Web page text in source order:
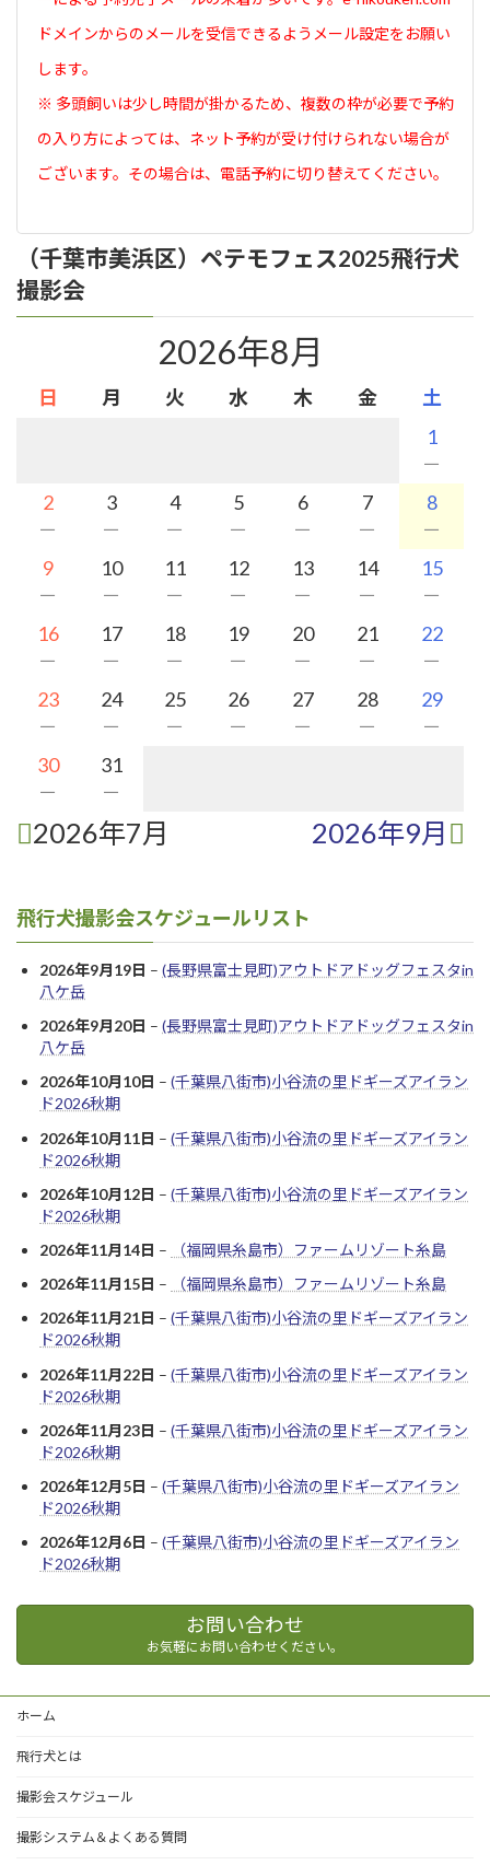
ドメインからのメールを受信できるようメール設定をお願い
します。
※ 多頭飼いは少し時間が掛かるため、複数の枠が必要で予約
の入り方によっては、ネット予約が受け付けられない場合が
ございます。その場合は、電話予約に切り替えてください。
（千葉市美浜区）ペテモフェス2025飛行犬
撮影会
2026年8月
日 月 火 水 木 金
土
1
－
2
－
3
－
4
－
5
－
6
－
7
－
8
－
9
－
10
－
11
－
12
－
13
－
14
－
15
－
16
－
17
－
18
－
19
－
20
－
21
－
22
－
23
－
24
－
25
－
26
－
27
－
28
－
29
－
30
－
31
－
2026年7月 2026年9月
飛行犬撮影会スケジュールリスト
2026年9月19日 – (長野県富士見町)アウトドアドッグフェスタin
八ケ岳
2026年9月20日 – (長野県富士見町)アウトドアドッグフェスタin
八ケ岳
2026年10月10日 – (千葉県八街市)小谷流の里ドギーズアイラン
ド2026秋期
2026年10月11日 – (千葉県八街市)小谷流の里ドギーズアイラン
ド2026秋期
2026年10月12日 – (千葉県八街市)小谷流の里ドギーズアイラン
ド2026秋期
2026年11月14日 –
（福岡県糸島市）ファームリゾート糸島
2026年11月15日 –
（福岡県糸島市）ファームリゾート糸島
2026年11月21日 – (千葉県八街市)小谷流の里ドギーズアイラン
ド2026秋期
2026年11月22日 – (千葉県八街市)小谷流の里ドギーズアイラン
ド2026秋期
2026年11月23日 – (千葉県八街市)小谷流の里ドギーズアイラン
ド2026秋期
2026年12月5日 – (千葉県八街市)小谷流の里ドギーズアイラン
ド2026秋期
2026年12月6日 – (千葉県八街市)小谷流の里ドギーズアイラン
ド2026秋期
お問い合わせ
お気軽にお問い合わせください。
ホーム
飛行犬とは
撮影会スケジュール
撮影システム＆よくある質問